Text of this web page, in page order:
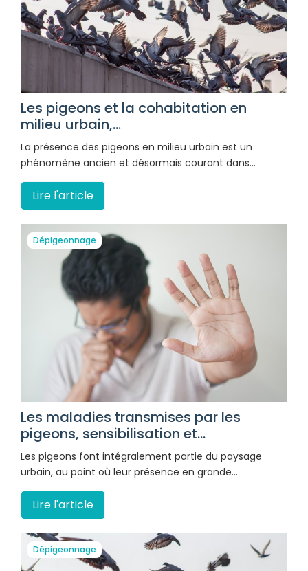
Les pigeons et la cohabitation en
milieu urbain,...
La présence des pigeons en milieu urbain est un
phénomène ancien et désormais courant dans…
Lire l'article
Dépigeonnage
Les maladies transmises par les
pigeons, sensibilisation et...
Les pigeons font intégralement partie du paysage
urbain, au point où leur présence en grande…
Lire l'article
Dépigeonnage